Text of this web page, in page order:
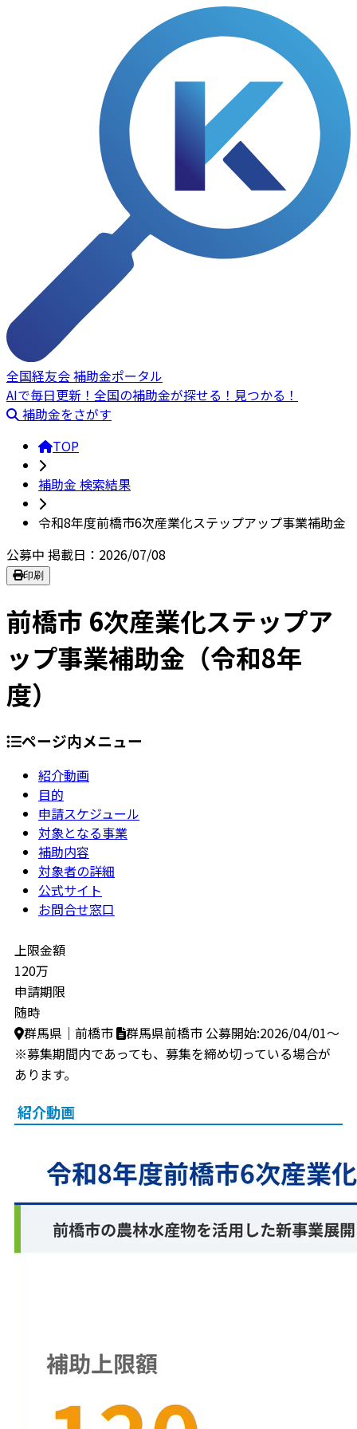
全国経友会 補助金ポータル
AIで毎日更新！全国の補助金が探せる！見つかる！
補助金をさがす
TOP
補助金 検索結果
令和8年度前橋市6次産業化ステップアップ事業補助金
公募中 掲載日：2026/07/08
印刷
前橋市 6次産業化ステップア
ップ事業補助金（令和8年
度）
ページ内メニュー
紹介動画
目的
申請スケジュール
対象となる事業
補助内容
対象者の詳細
公式サイト
お問合せ窓口
上限金額
120万
申請期限
随時
群馬県｜前橋市
群馬県前橋市 公募開始:2026/04/01～
※募集期間内であっても、募集を締め切っている場合が
あります。
紹介動画